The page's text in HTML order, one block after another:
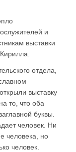
и
выставки
отдела,
выставку
то, что оба
буквы.
человек. Ни
человека, но
человек.